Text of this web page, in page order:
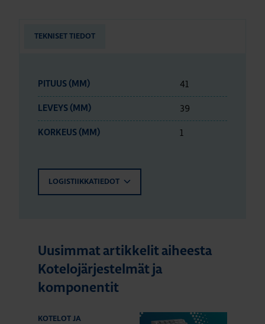
TEKNISET TIEDOT
PITUUS (MM) 41
LEVEYS (MM) 39
KORKEUS (MM) 1
LOGISTIIKKATIEDOT
Uusimmat artikkelit aiheesta
Kotelojärjestelmät ja
komponentit
KOTELOT JA